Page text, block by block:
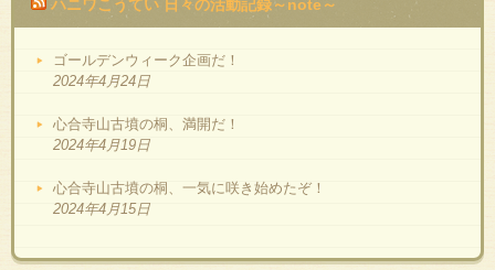
ハニワこうてい 日々の活動記録～note～
ゴールデンウィーク企画だ！
2024年4月24日
心合寺山古墳の桐、満開だ！
2024年4月19日
心合寺山古墳の桐、一気に咲き始めたぞ！
2024年4月15日